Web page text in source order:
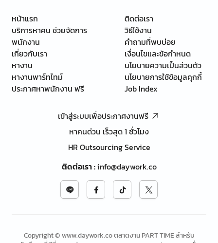
หน้าแรก
บริการหาคน ช่วยจัดการ
พนักงาน
เกี่ยวกับเรา
หางาน
หางานพาร์ทไทม์
ประกาศหาพนักงาน ฟรี
ติดต่อเรา
วิธีใช้งาน
คำถามที่พบบ่อย
เงื่อนไขและข้อกำหนด
นโยบายความเป็นส่วนตัว
นโยบายการใช้ข้อมูลคุกกี้
Job Index
เข้าสู่ระบบเพื่อประกาศงานฟรี
หาคนด่วน เร็วสุด 1 ชั่วโมง
HR Outsourcing Service
ติดต่อเรา:info@daywork.co
Copyright © www.daywork.co ตลาดงาน PART TIME สำหรับ